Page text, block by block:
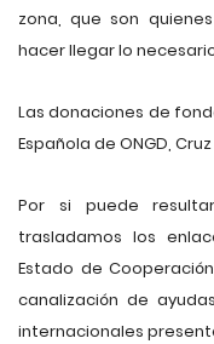
zona, que son
hacer llegar lo
Las donaciones de
Española de ONGD,
Por si puede
trasladamos los
Estado de
canalización de
internacionales